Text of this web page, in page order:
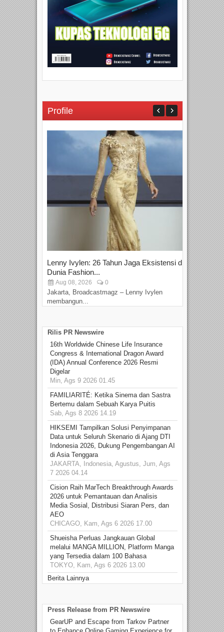
Profile
Lenny Ivylen: 26 Tahun Jaga Eksistensi di
Dunia Fashion...
Aug 08, 2026 0
Jakarta, Broadcastmagz – Lenny Ivylen
membangun...
Rilis PR Newswire
16th Worldwide Chinese Life Insurance
Congress & International Dragon Award
(IDA) Annual Conference 2026 Resmi
Digelar
Min, Ags 9 2026 01.45
FAMILIARITÉ: Ketika Sinema dan Sastra
Bertemu dalam Sebuah Karya Puitis
Sab, Ags 8 2026 14.19
HIKSEMI Tampilkan Solusi Penyimpanan
Data untuk Seluruh Skenario di Ajang DTI
Indonesia 2026, Dukung Pengembangan AI
di Asia Tenggara
JAKARTA, Indonesia, Agustus, Jum, Ags
7 2026 04.14
Cision Raih MarTech Breakthrough Awards
2026 untuk Pemantauan dan Analisis
Media Sosial, Distribusi Siaran Pers, dan
AEO
CHICAGO, Kam, Ags 6 2026 17.00
Shueisha Perluas Jangkauan Global
melalui MANGA MILLION, Platform Manga
yang Tersedia dalam 100 Bahasa
TOKYO, Kam, Ags 6 2026 13.00
Berita Lainnya
Press Release from PR Newswire
GearUP and Escape from Tarkov Partner